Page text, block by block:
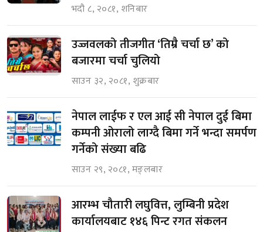
भदौ ८, २०८१, शनिबार
उज्जवलको तीजगीत ‘तिम्रै चर्चा छ’ को
बजारमा चर्चा चुलियो
साउन ३२, २०८१, शुक्रबार
नेपाल लाईफ र एल आई सी नेपाल दुई बिमा
कम्पनी ओरालो लाग्दै बिमा गर्ने भन्दा समर्पण
गर्नेको संख्या बढि
साउन २९, २०८१, मङ्लबार
आरम्भ चौतारी लघुवित्त, लुम्बिनी प्रदेश
कार्यालयबाट १४६ पिन्ट रगत संकलन